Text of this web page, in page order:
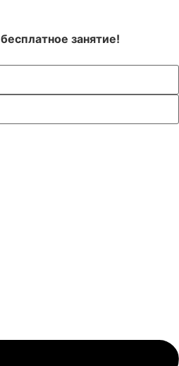
бесплатное занятие!